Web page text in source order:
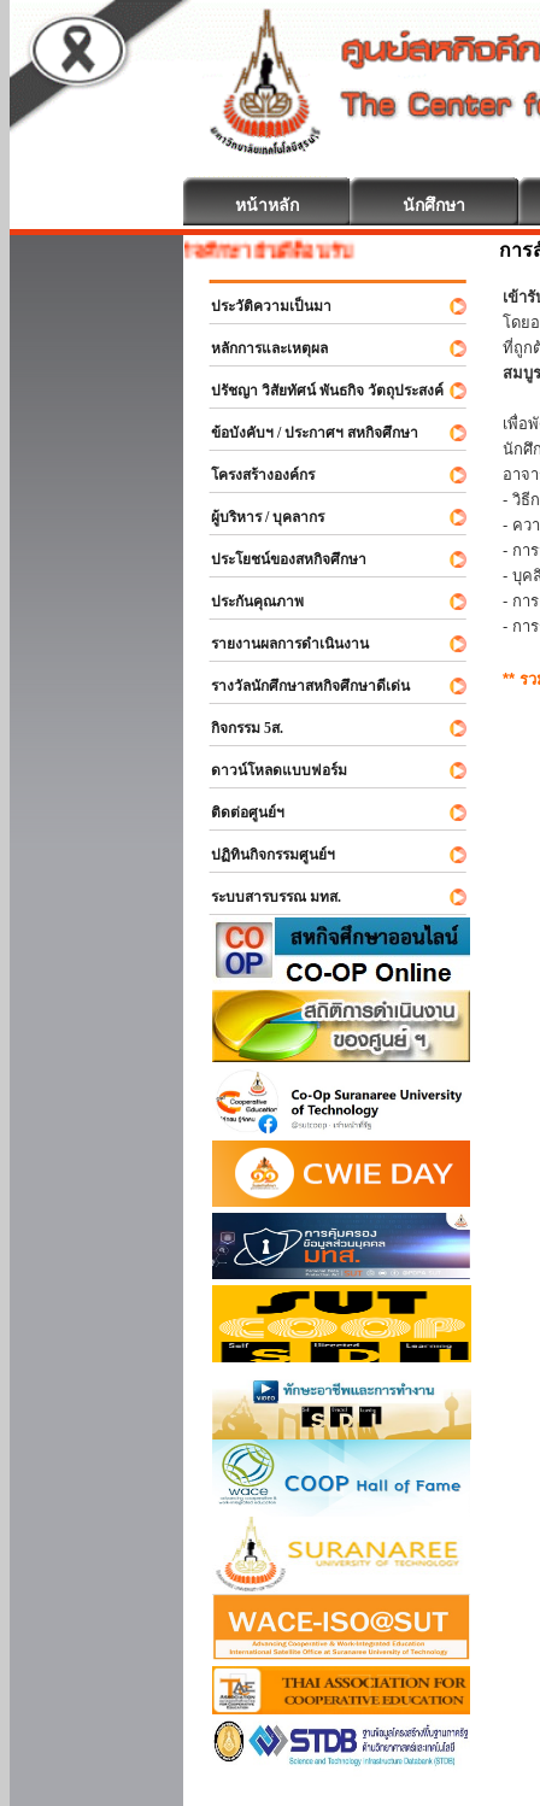
หน้าหลัก นักศึกษา
สหกิจศึกษา ยินดีต้อนรับ
ประวัติความเป็นมา
หลักการและเหตุผล
ปรัชญา วิสัยทัศน์ พันธกิจ วัตถุประสงค์
ข้อบังคับฯ / ประกาศฯ สหกิจศึกษา
โครงสร้างองค์กร
ผู้บริหาร / บุคลากร
ประโยชน์ของสหกิจศึกษา
ประกันคุณภาพ
รายงานผลการดำเนินงาน
รางวัลนักศึกษาสหกิจศึกษาดีเด่น
กิจกรรม 5ส.
ดาวน์โหลดแบบฟอร์ม
ติดต่อศูนย์ฯ
ปฏิทินกิจกรรมศูนย์ฯ
ระบบสารบรรณ มทส.
การ
เข้า
โดย
ที่ถูก
สมบู
เพื่อ
นักศึ
อาจ
- วิธี
- คว
- กา
- บุค
- กา
- กา
** ร